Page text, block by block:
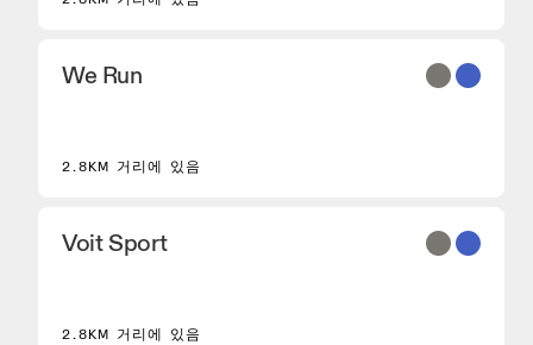
We Run
2.8KM 거리에 있음
Voit Sport
2.8KM 거리에 있음